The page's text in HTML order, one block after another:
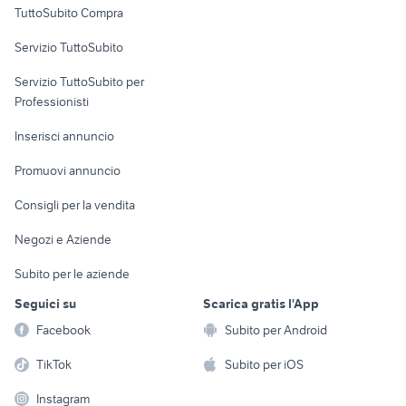
Informatica
Console e
Fotografia
Telefonia
Biciclette
TuttoSubito Compra
Servizio TuttoSubito
Servizio TuttoSubito per
Professionisti
Inserisci annuncio
Promuovi annuncio
Consigli per la vendita
Negozi e Aziende
Subito per le aziende
Seguici su
Facebook
TikTok
Instagram
Scarica gratis l'App
Subito per Android
Subito per iOS